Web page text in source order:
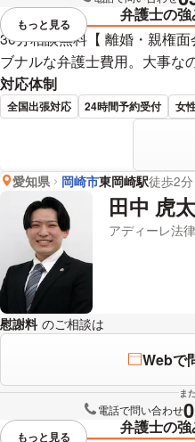
弁護士の強
30分相談無料【 離婚・親権
ブナルな弁護士費用。大事な
対応体制
全国出張対応 24時間予約受付 女
視覚的に省略されている要素を
もっと見る
愛知県 岡崎市東岡崎駅徒歩2分
田中 虎
アディーレ法
慰謝料 のご相談は
Webで
ま
電話で問い合わせ
弁護士の強
もっと見る